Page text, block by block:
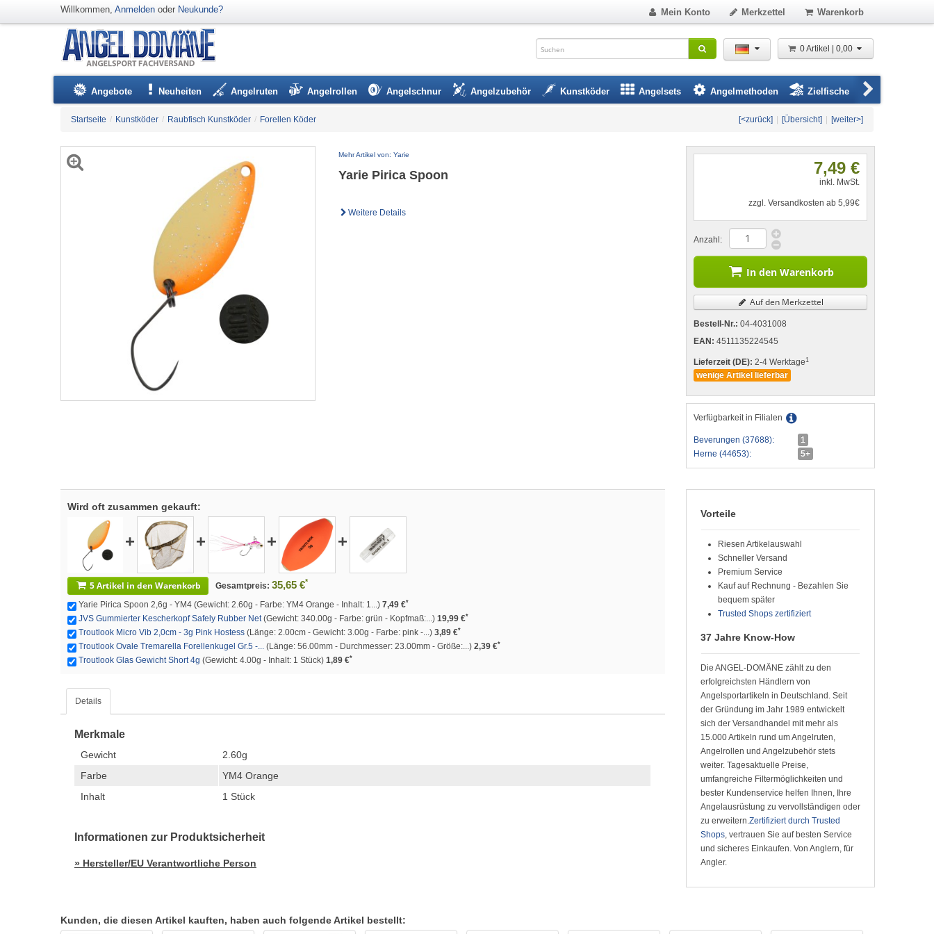
Willkommen, Anmelden oder Neukunde? Mein Konto Merkzettel Warenkorb
0 Artikel | 0,00
Angebote Neuheiten Angelruten Angelrollen Angelschnur Angelzubehör Kunstköder Angelsets Angelmethoden Zielfische
Startseite / Kunstköder / Raubfisch Kunstköder / Forellen Köder [<zurück] [Übersicht] [weiter>]
Mehr Artikel von: Yarie
Yarie Pirica Spoon
Weitere Details
7,49 €
inkl. MwSt.
zzgl. Versandkosten ab 5,99€
Anzahl:
In den Warenkorb
Auf den Merkzettel
Bestell-Nr.: 04-4031008
EAN: 4511135224545
Lieferzeit (DE): 2-4 Werktage 1
wenige Artikel lieferbar
Verfügbarkeit in Filialen
Beverungen (37688):
1
Herne (44653):
5+
Wird oft zusammen gekauft:
+ + + +
5 Artikel in den Warenkorb Gesamtpreis: 35,65 €*
Yarie Pirica Spoon 2,6g - YM4 (Gewicht: 2.60g - Farbe: YM4 Orange - Inhalt: 1...) 7,49 €*
JVS Gummierter Kescherkopf Safely Rubber Net(Gewicht: 340.00g - Farbe: grün - Kopfmaß:...) 19,99 €*
Troutlook Micro Vib 2,0cm - 3g Pink Hostess (Länge: 2.00cm - Gewicht: 3.00g - Farbe: pink -...) 3,89 €*
Troutlook Ovale Tremarella Forellenkugel Gr.5 -... (Länge: 56.00mm - Durchmesser: 23.00mm - Größe:...) 2,39 €*
Troutlook Glas Gewicht Short 4g (Gewicht: 4.00g - Inhalt: 1 Stück) 1,89 €*
Details
Merkmale
Gewicht
2.60g
Farbe
YM4 Orange
Inhalt
1 Stück
Informationen zur Produktsicherheit
» Hersteller/EU Verantwortliche Person
Vorteile
Riesen Artikelauswahl
Schneller Versand
Premium Service
Kauf auf Rechnung - Bezahlen Sie
bequem später
Trusted Shops zertifiziert
37 Jahre Know-How
Die ANGEL-DOMÄNE zählt zu den
erfolgreichsten Händlern von
Angelsportartikeln in Deutschland. Seit
der Gründung im Jahr 1989 entwickelt
sich der Versandhandel mit mehr als
15.000 Artikeln rund um Angelruten,
Angelrollen und Angelzubehör stets
weiter. Tagesaktuelle Preise,
umfangreiche Filtermöglichkeiten und
bester Kundenservice helfen Ihnen, Ihre
Angelausrüstung zu vervollständigen oder
zu erweitern.Zertifiziert durch Trusted
Shops, vertrauen Sie auf besten Service
und sicheres Einkaufen. Von Anglern, für
Angler.
Kunden, die diesen Artikel kauften, haben auch folgende Artikel bestellt: